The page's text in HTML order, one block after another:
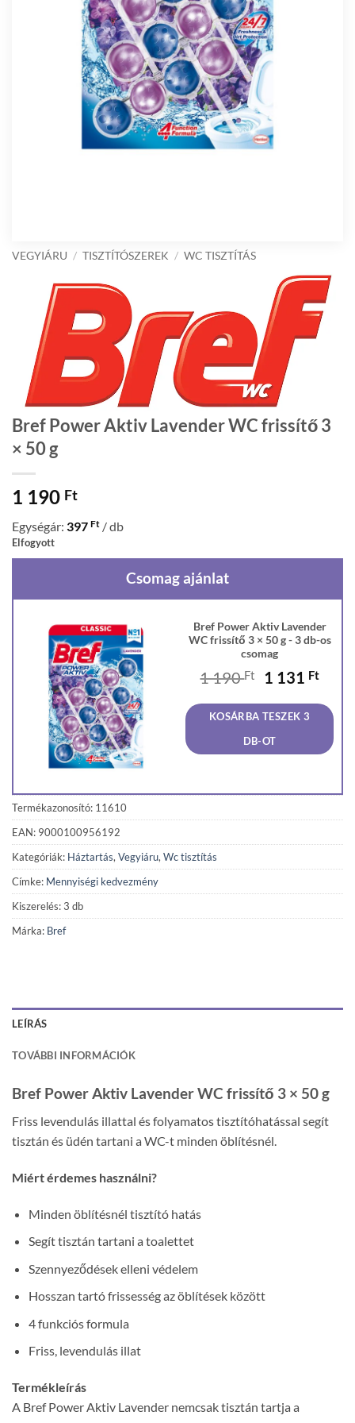
VEGYIÁRU / TISZTÍTÓSZEREK / WC TISZTÍTÁS
Bref Power Aktiv Lavender WC frissítő 3
× 50 g
1 190 Ft
Egységár: 397 Ft / db
Elfogyott
Csomag ajánlat
Bref Power Aktiv Lavender
WC frissítő 3 × 50 g - 3 db-os
csomag
1 190Ft
Original
was:
1
190 Ft.
1 131 Ft
is:
131
KOSÁRBA TESZEK 3
DB-OT
Termékazonosító: 11610
EAN: 9000100956192
Kategóriák: Háztartás, Vegyiáru, Wc tisztítás
Címke: Mennyiségi kedvezmény
Kiszerelés: 3 db
Márka: Bref
LEÍRÁS
TOVÁBBI INFORMÁCIÓK
Bref Power Aktiv Lavender WC frissítő 3 × 50 g
Friss levendulás illattal és folyamatos tisztítóhatással segít
tisztán és üdén tartani a WC-t minden öblítésnél.
Miért érdemes használni?
Minden öblítésnél tisztító hatás
Segít tisztán tartani a toalettet
Szennyeződések elleni védelem
Hosszan tartó frissesség az öblítések között
4 funkciós formula
Friss, levendulás illat
Termékleírás
A Bref Power Aktiv Lavender nemcsak tisztán tartja a